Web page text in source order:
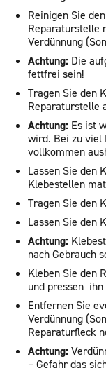
Reinigen Sie
Reparaturstelle
Verdünnung
Achtung: Die
fettfrei sein!
Tragen Sie den
Reparaturstelle
Achtung: Es ist
wird. Bei zu viel
vollkommen
Lassen Sie den
Klebestellen
Tragen Sie den
Lassen Sie den
Achtung:
nach Gebrauch
Kleben Sie den
und pressen
Entfernen Sie
Verdünnung
Reparaturfleck
Achtung:
– Gefahr das